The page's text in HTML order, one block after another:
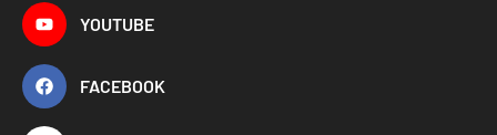
YOUTUBE
FACEBOOK